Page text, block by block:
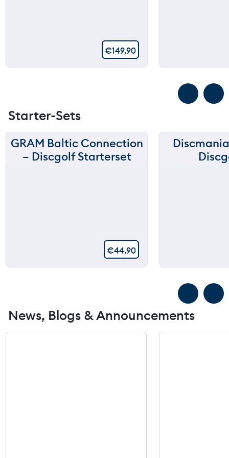
€149,90
Starter-Sets
GRAM Baltic Connection
– Discgolf Starterset
€44,90
News, Blogs & Announcements